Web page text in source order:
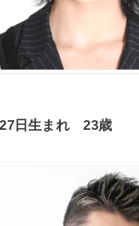
日生まれ 23歳